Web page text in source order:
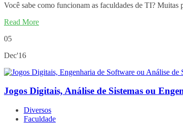
Você sabe como funcionam as faculdades de TI?
Read More
05
Dec'16
Jogos Digitais, Análise de Sistemas ou
Diversos
Faculdade